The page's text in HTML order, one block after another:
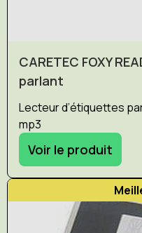
CARETEC FOXY
parlant
Lecteur d’étiquettes
mp3
Voir le produit